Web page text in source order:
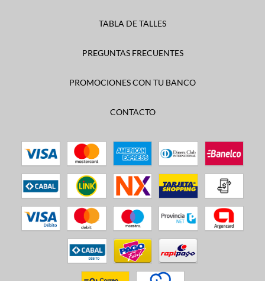
TABLA DE TALLES
PREGUNTAS FRECUENTES
PROMOCIONES CON TU BANCO
CONTACTO